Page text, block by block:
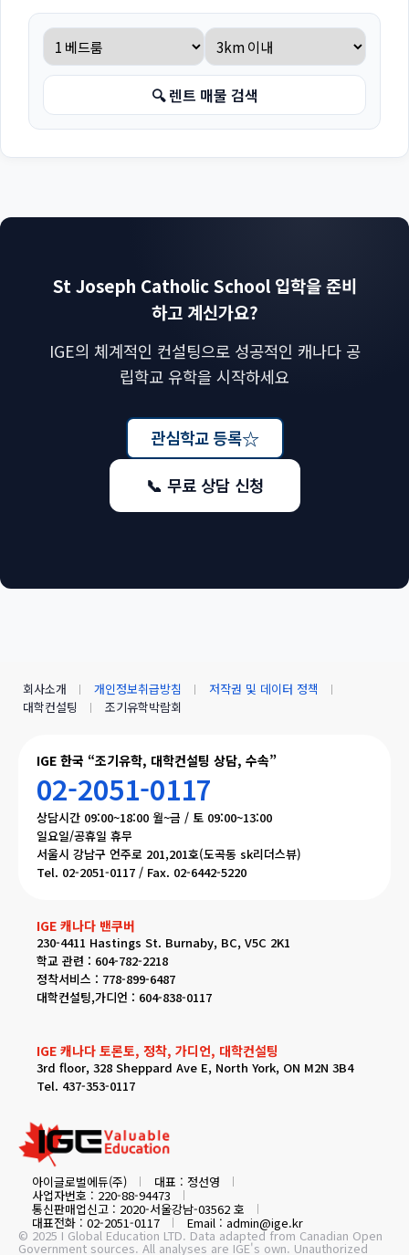
🔍 렌트 매물 검색
St Joseph Catholic School 입학을 준비
하고 계신가요?
IGE의 체계적인 컨설팅으로 성공적인 캐나다 공
립학교 유학을 시작하세요
관심학교 등록☆
📞 무료 상담 신청
IGE 한국 “조기유학, 대학컨설팅 상담, 수속”
02-2051-0117
상담시간 09:00~18:00 월~금 / 토 09:00~13:00
일요일/공휴일 휴무
서울시 강남구 언주로 201,201호(도곡동 sk리더스뷰)
Tel. 02-2051-0117 / Fax. 02-6442-5220
IGE 캐나다 밴쿠버
230-4411 Hastings St. Burnaby, BC, V5C 2K1
학교 관련 : 604-782-2218
정착서비스 : 778-899-6487
대학컨설팅,가디언 : 604-838-0117
IGE 캐나다 토론토, 정착, 가디언, 대학컨설팅
3rd floor, 328 Sheppard Ave E, North York, ON M2N 3B4
Tel. 437-353-0117
아이글로벌에듀(주) 대표 : 정선영
사업자번호 : 220-88-94473
통신판매업신고 : 2020-서울강남-03562 호
대표전화 : 02-2051-0117 Email : admin@ige.kr
회사소개 개인정보취급방침
저작권 및 데이터 정책
대학컨설팅
조기유학박람회
© 2025 I Global Education LTD. Data adapted from Canadian Open
Government sources. All analyses are IGE's own. Unauthorized